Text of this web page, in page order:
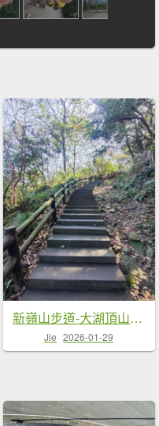
新嶺山步道-大湖頂山-大棟山-鶯歌大榕樹-福源山步道
Jie 2026-01-29